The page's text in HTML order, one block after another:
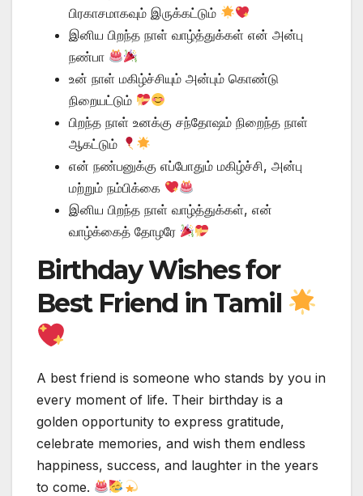
பிரகாசமாகவும் இருக்கட்டும்
இனிய பிறந்த நாள் வாழ்த்துக்கள் என் அன்பு
நண்பா
உன் நாள் மகிழ்ச்சியும் அன்பும் கொண்டு
நிறையட்டும்
பிறந்த நாள் உனக்கு சந்தோஷம் நிறைந்த நாள்
ஆகட்டும்
என் நண்பனுக்கு எப்போதும் மகிழ்ச்சி, அன்பு
மற்றும் நம்பிக்கை
இனிய பிறந்த நாள் வாழ்த்துக்கள், என்
வாழ்க்கைத் தோழரே
Birthday Wishes for
Best Friend in Tamil
A best friend is someone who stands by you in
every moment of life. Their birthday is a
golden opportunity to express gratitude,
celebrate memories, and wish them endless
happiness, success, and laughter in the years
to come.